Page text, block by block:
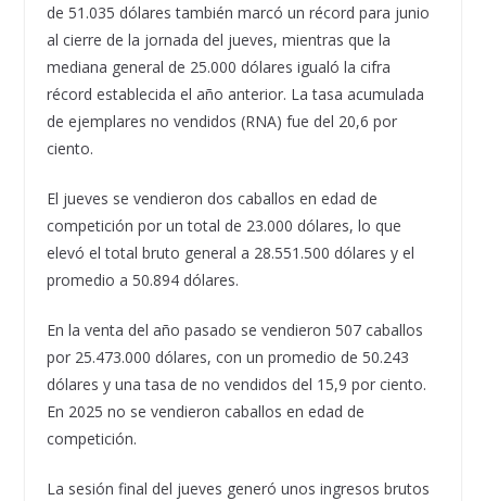
de 51.035 dólares también marcó un récord para junio
al cierre de la jornada del jueves, mientras que la
mediana general de 25.000 dólares igualó la cifra
récord establecida el año anterior. La tasa acumulada
de ejemplares no vendidos (RNA) fue del 20,6 por
ciento.
El jueves se vendieron dos caballos en edad de
competición por un total de 23.000 dólares, lo que
elevó el total bruto general a 28.551.500 dólares y el
promedio a 50.894 dólares.
En la venta del año pasado se vendieron 507 caballos
por 25.473.000 dólares, con un promedio de 50.243
dólares y una tasa de no vendidos del 15,9 por ciento.
En 2025 no se vendieron caballos en edad de
competición.
La sesión final del jueves generó unos ingresos brutos